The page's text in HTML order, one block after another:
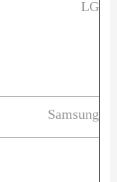
LG
Samsung